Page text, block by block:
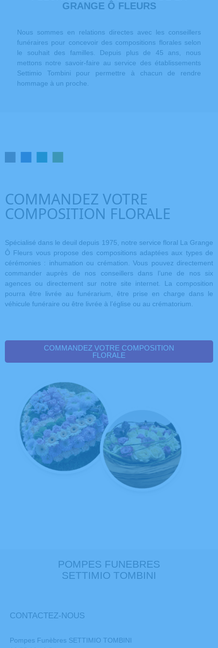
GRANGE Ô FLEURS
Nous sommes en relations directes avec les conseillers
funéraires pour concevoir des compositions florales selon
le souhait des familles. Depuis plus de 45 ans, nous
mettons notre savoir-faire au service des établissements
Settimio Tombini pour permettre à chacun de rendre
hommage à un proche.
COMMANDEZ VOTRE
COMPOSITION FLORALE
Spécialisé dans le deuil depuis 1975, notre service floral La Grange
Ô Fleurs vous propose des compositions adaptées aux types de
cérémonies : inhumation ou crémation. Vous pouvez directement
commander auprès de nos conseillers dans l’une de nos six
agences ou directement sur notre site internet. La composition
pourra être livrée au funérarium, être prise en charge dans le
véhicule funéraire ou être livrée à l’église ou au crématorium.
COMMANDEZ VOTRE COMPOSITION
FLORALE
POMPES FUNEBRES
SETTIMIO TOMBINI
CONTACTEZ-NOUS
Pompes Funèbres SETTIMIO TOMBINI